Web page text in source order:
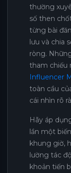
thường
số then
từng bài
lưu và chia
ròng.
tham chiếu
Influencer
toàn cầu
cái nhìn rõ
Hãy áp
lần một
khung giờ,
lường tác
khoản tiến